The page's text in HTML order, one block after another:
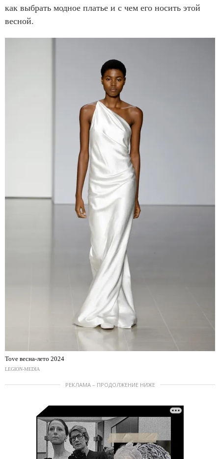
как выбрать модное платье и с чем его носить этой
весной.
Tove весна-лето 2024
LEGION-MEDIA
РЕКЛАМА – ПРОДОЛЖЕНИЕ НИЖЕ